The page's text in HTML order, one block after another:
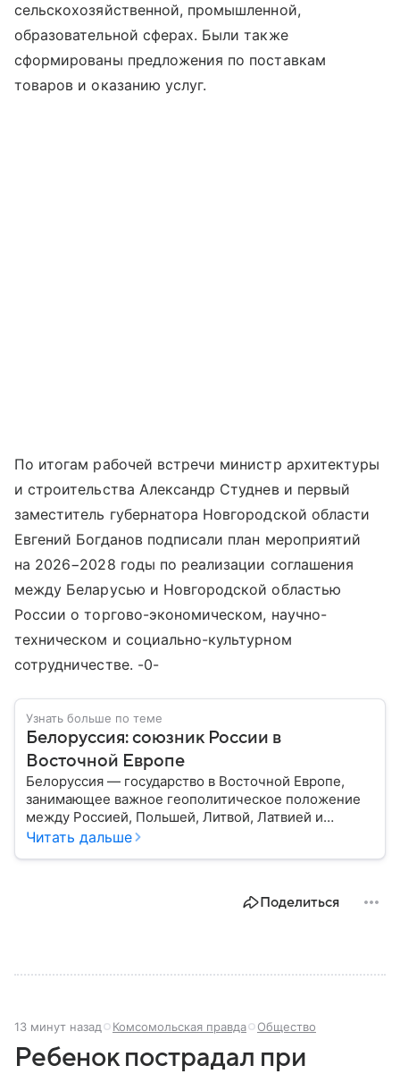
сельскохозяйственной, промышленной,
образовательной сферах. Были также
сформированы предложения по поставкам
товаров и оказанию услуг.
По итогам рабочей встречи министр архитектуры
и строительства Александр Студнев и первый
заместитель губернатора Новгородской области
Евгений Богданов подписали план мероприятий
на 2026−2028 годы по реализации соглашения
между Беларусью и Новгородской областью
России о торгово-экономическом, научно-
техническом и социально-культурном
сотрудничестве. -0-
Узнать больше по теме
Белоруссия: союзник России в
Восточной Европе
Белоруссия — государство в Восточной Европе,
занимающее важное геополитическое положение
между Россией, Польшей, Литвой, Латвией и
Украиной. Несмотря на свою небольшую
Читать дальше
Поделиться
13 минут назад Комсомольская правда Общество
Ребенок пострадал при